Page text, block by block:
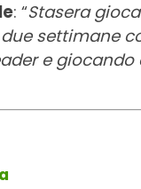
: “Stasera
settimane
e